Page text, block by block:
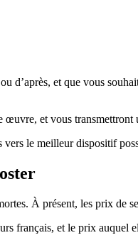
d’après, et que vous
et vous
le meilleur dispositif
À présent, les prix de
français, et le prix